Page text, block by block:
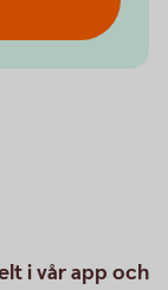
i vår app och